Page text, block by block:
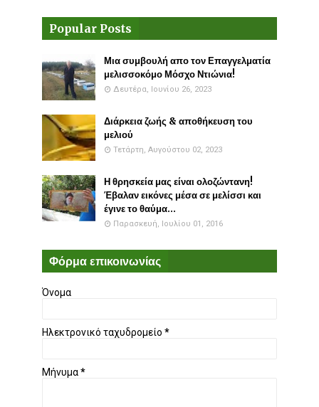
Popular Posts
Μια συμβουλή απο τον Επαγγελματία
μελισσοκόμο Μόσχο Ντιώνια!
Δευτέρα, Ιουνίου 26, 2023
Διάρκεια ζωής & αποθήκευση του
μελιού
Τετάρτη, Αυγούστου 02, 2023
Η θρησκεία μας είναι ολοζώντανη!
Έβαλαν εικόνες μέσα σε μελίσσι και
έγινε το θαύμα...
Παρασκευή, Ιουλίου 01, 2016
Φόρμα επικοινωνίας
Όνομα
Ηλεκτρονικό ταχυδρομείο *
Μήνυμα*